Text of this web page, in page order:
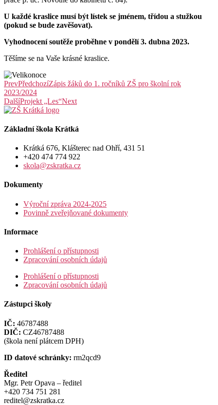
U každé kraslice musí být lístek se jménem, třídou a stužkou
(pokud se bude zavěšovat).
Vyhodnocení soutěže proběhne v pondělí 3. dubna 2023.
Těšíme se na Vaše krásné kraslice.
PrevPředchozíZápis žáků do 1. ročníků ZŠ pro školní rok
2023/2024
DalšíProjekt „Les“Next
Základní škola Krátká
Krátká 676, Klášterec nad Ohří, 431 51
+420 474 774 922
skola@zskratka.cz
Dokumenty
Výroční zpráva 2024-2025
Povinně zveřejňované dokumenty
Informace
Prohlášení o přístupnosti
Zpracování osobních údajů
Prohlášení o přístupnosti
Zpracování osobních údajů
Zástupci školy
IČ: 46787488
DIČ: CZ46787488
(škola není plátcem DPH)
ID datové schránky: rm2qcd9
Ředitel
Mgr. Petr Opava – ředitel
+420 734 751 281
reditel@zskratka.cz